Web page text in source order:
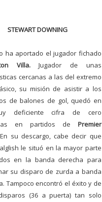
STEWART DOWNING
ha aportado el jugador fichado
Villa.Jugador de unas
cercanas a las del extremo
su misión de asistir a los
de balones de gol, quedó en
deficiente cifra de cero
en partidos de Premier
En su descargo, cabe decir que
le situó en la mayor parte
en la banda derecha para
su disparo de zurda a banda
Tampoco encontró el éxito y de
(36 a puerta) tan solo